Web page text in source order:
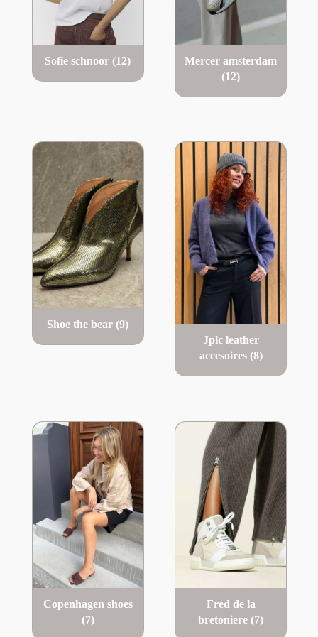
Sofie schnoor (12)
Mercer amsterdam
(12)
Shoe the bear (9)
Jplc leather
accesoires (8)
Copenhagen shoes
(7)
Fred de la
bretoniere (7)